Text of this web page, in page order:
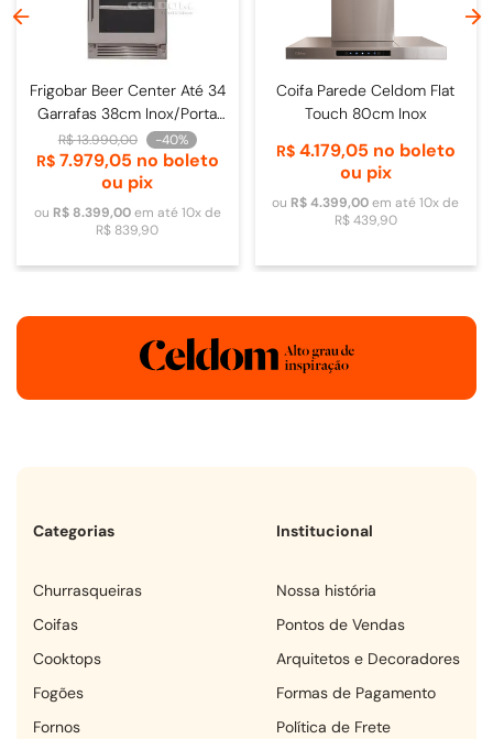
Frigobar Beer Center Até 34
Garrafas 38cm Inox/Porta
de Vidro - 4093840009
R$13.990,00 -40%
R$ 7.979,05 no boleto
ou pix
ou R$ 8.399,00em até10x de
R$ 839,90
Coifa Parede Celdom Flat
Touch 80cm Inox
R$ 4.179,05 no boleto
ou pix
ou R$ 4.399,00em até10x de
R$ 439,90
Categorias
churrasqueiras
coifas
cooktops
fogões
fornos
Institucional
Nossa história
Pontos de Vendas
Arquitetos e Decoradores
Formas de Pagamento
Política de Frete